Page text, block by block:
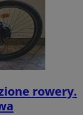
rowery.